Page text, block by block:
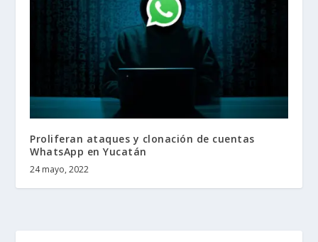
Proliferan ataques y clonación de cuentas
WhatsApp en Yucatán
24 mayo, 2022